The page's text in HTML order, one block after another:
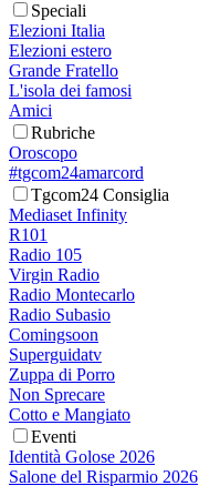
Speciali
Elezioni Italia
Elezioni estero
Grande Fratello
L'isola dei famosi
Amici
Rubriche
Oroscopo
#tgcom24amarcord
Tgcom24 Consiglia
Mediaset Infinity
R101
Radio 105
Virgin Radio
Radio Montecarlo
Radio Subasio
Comingsoon
Superguidatv
Zuppa di Porro
Non Sprecare
Cotto e Mangiato
Eventi
Identità Golose 2026
Salone del Risparmio 2026